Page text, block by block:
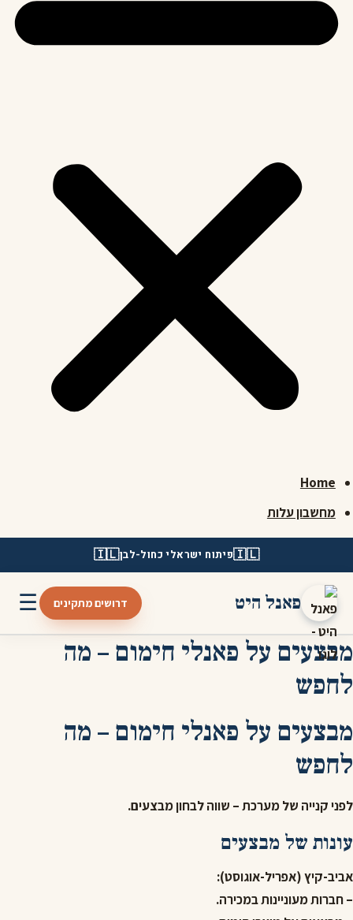
Home
מחשבון עלות
🇮🇱פיתוח ישראלי כחול-לבן🇮🇱
פאנל היט דרושים מתקינים ☰
מבצעים על פאנלי חימום – מה
לחפש
מבצעים על פאנלי חימום – מה
לחפש
לפני קנייה של מערכת – שווה לבחון מבצעים.
עונות של מבצעים
אביב-קיץ (אפריל-אוגוסט):
– חברות מעוניינות במכירה.